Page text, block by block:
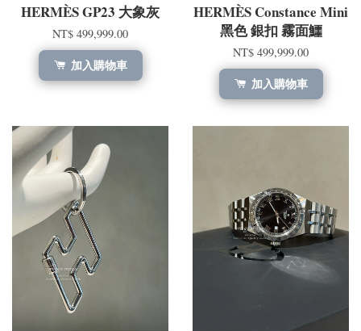
HERMÈS GP23 大象灰
NT$ 499,999.00
加入購物車
HERMÈS Constance Mini
黑色 銀扣 霧面鱷
NT$ 499,999.00
加入購物車